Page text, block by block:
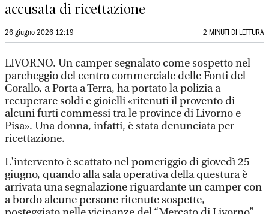
accusata di ricettazione
26 giugno 2026 12:19 2 MINUTI DI LETTURA
LIVORNO. Un camper segnalato come sospetto nel
parcheggio del centro commerciale delle Fonti del
Corallo, a Porta a Terra, ha portato la polizia a
recuperare soldi e gioielli «ritenuti il provento di
alcuni furti commessi tra le province di Livorno e
Pisa». Una donna, infatti, è stata denunciata per
ricettazione.
L'intervento è scattato nel pomeriggio di giovedì 25
giugno, quando alla sala operativa della questura è
arrivata una segnalazione riguardante un camper con
a bordo alcune persone ritenute sospette,